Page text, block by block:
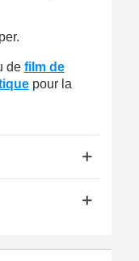
Métropolitaine
bons d'achat
de film de
pour la